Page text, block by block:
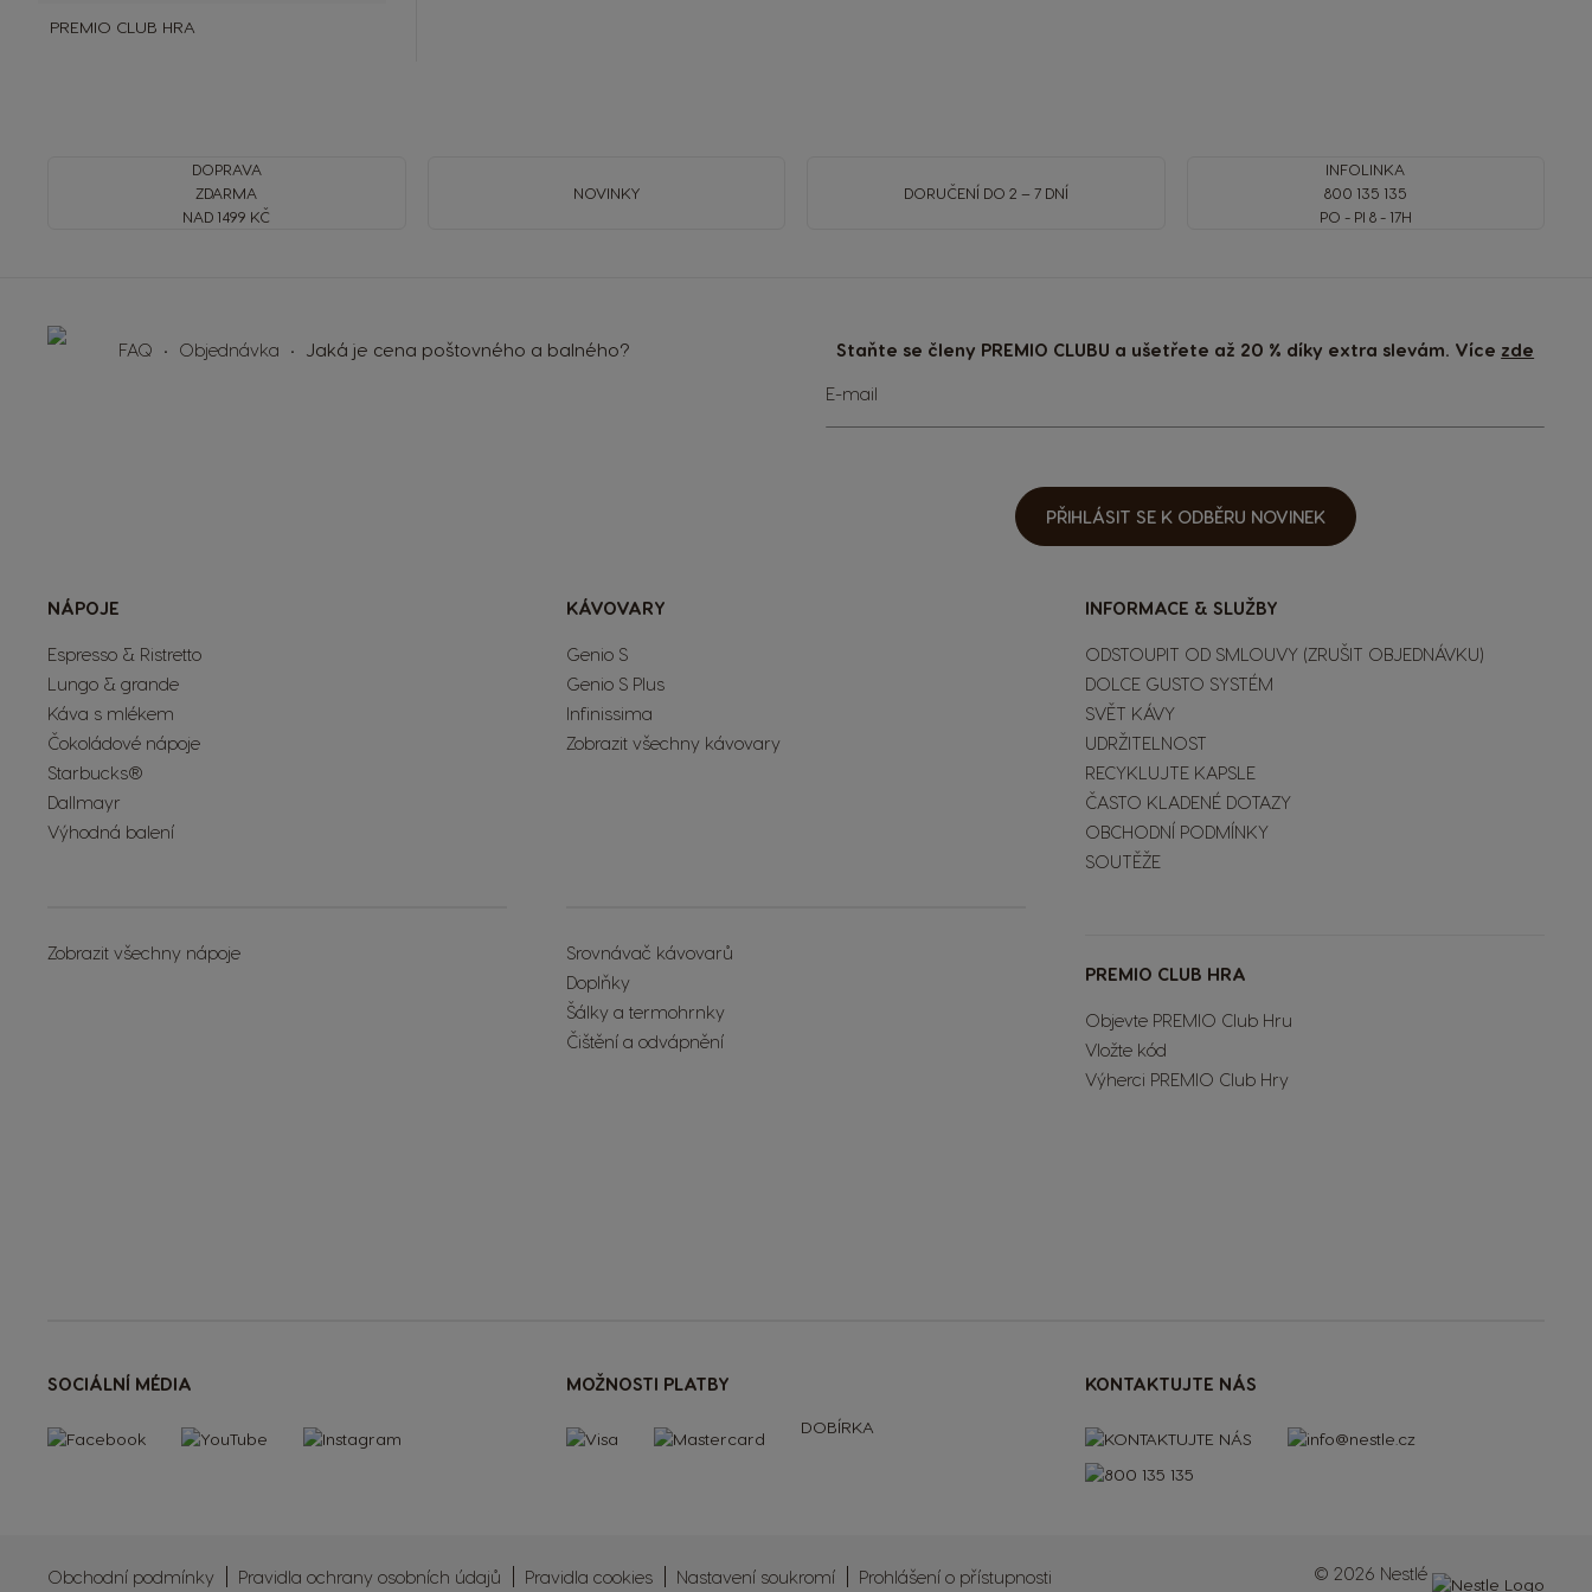
PREMIO CLUB HRA
DOPRAVA
ZDARMA
NAD 1499 KČ
NOVINKY DORUČENÍ DO 2 – 7 DNÍ
INFOLINKA
800 135 135
PO - PI 8 - 17H
FAQ Objednávka Jaká je cena poštovného a balného? Staňte se členy PREMIO CLUBU a ušetřete až 20 % díky extra slevám. Více zde
Přihlaste
se
k
E-mail
PŘIHLÁSIT SE K ODBĚRU NOVINEK
NÁPOJE
Espresso & Ristretto
Lungo & grande
Káva s mlékem
Čokoládové nápoje
Starbucks®
Dallmayr
Výhodná balení
Zobrazit všechny nápoje
KÁVOVARY
Genio S
Genio S Plus
Infinissima
Zobrazit všechny kávovary
Srovnávač kávovarů
Doplňky
Šálky a termohrnky
Čištění a odvápnění
INFORMACE & SLUŽBY
ODSTOUPIT OD SMLOUVY (ZRUŠIT OBJEDNÁVKU)
DOLCE GUSTO SYSTÉM
SVĚT KÁVY
UDRŽITELNOST
RECYKLUJTE KAPSLE
ČASTO KLADENÉ DOTAZY
OBCHODNÍ PODMÍNKY
SOUTĚŽE
PREMIO CLUB HRA
Objevte PREMIO Club Hru
Vložte kód
Výherci PREMIO Club Hry
SOCIÁLNÍ MÉDIA MOŽNOSTI PLATBY
DOBÍRKA
KONTAKTUJTE NÁS
Obchodní podmínky Pravidla ochrany osobních údajů Pravidla cookies Nastavení soukromí Prohlášení o přístupnosti © 2026 Nestlé